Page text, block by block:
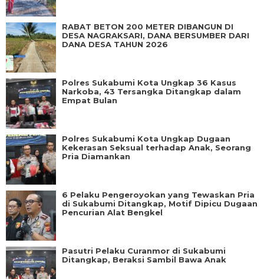
RABAT BETON 200 METER DIBANGUN DI
DESA NAGRAKSARI, DANA BERSUMBER DARI
DANA DESA TAHUN 2026
Polres Sukabumi Kota Ungkap 36 Kasus
Narkoba, 43 Tersangka Ditangkap dalam
Empat Bulan
Polres Sukabumi Kota Ungkap Dugaan
Kekerasan Seksual terhadap Anak, Seorang
Pria Diamankan
6 Pelaku Pengeroyokan yang Tewaskan Pria
di Sukabumi Ditangkap, Motif Dipicu Dugaan
Pencurian Alat Bengkel
Pasutri Pelaku Curanmor di Sukabumi
Ditangkap, Beraksi Sambil Bawa Anak